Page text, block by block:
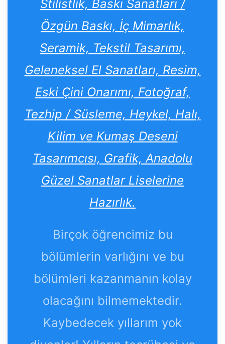
Stilistlik, Baskı Sanatları /
Özgün Baskı, İç Mimarlık,
Seramik, Tekstil Tasarımı,
Geleneksel El Sanatları, Resim,
Eski Çini Onarımı, Fotoğraf,
Tezhip / Süsleme, Heykel, Halı,
Kilim ve Kumaş Deseni
Tasarımcısı, Grafik, Anadolu
Güzel Sanatlar Liselerine
Hazırlık.
Birçok öğrencimiz bu
bölümlerin varlığını ve bu
bölümleri kazanmanın kolay
olacağını bilmemektedir.
Kaybedecek yıllarım yok